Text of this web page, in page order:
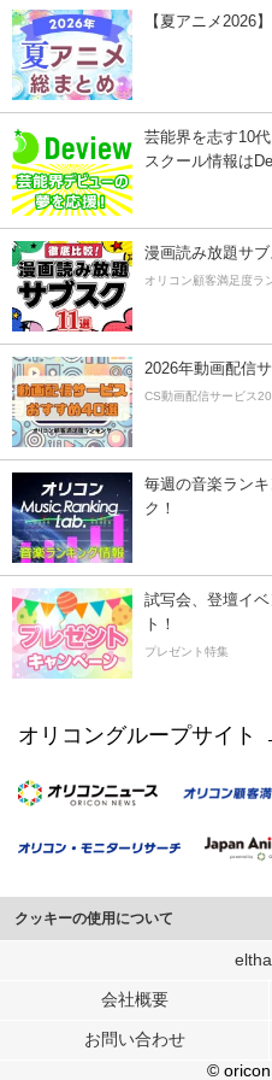
【夏アニメ2026
芸能界を志す10
スクール情報は
漫画読み放題サブ
オリコン顧客満足度ラ
2026年動画配信
CS動画配信サービス
毎週の音楽ラン
ク！
試写会、登壇イ
ト！
プレゼント特集
オリコングループサイト
クッキーの使用について
このサイトでは Cookie を使用して、
行っています。
メディアや広告配信、データ解析の各
各パートナーは、この情報とユーザー
会社概要
お問い合わせ
©